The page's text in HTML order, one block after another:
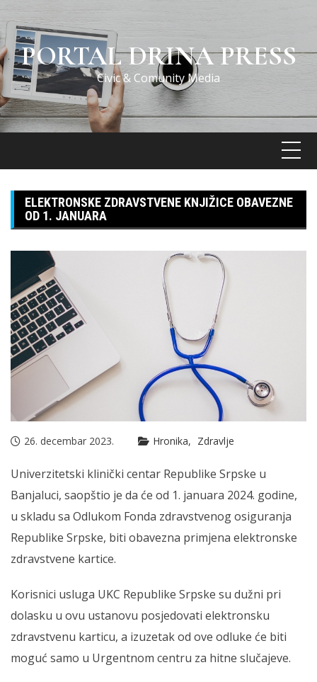
Skip
to
contentPORTAL DRINA PRESS
Civic & Comunity Media
ELEKTRONSKE ZDRAVSTVENE KNJIŽICE OBAVEZNE
OD 1. JANUARA
26. decembar 2023. Hronika Zdravlje
Univerzitetski klinički centar Republike Srpske u
Banjaluci, saopštio je da će od 1. januara 2024. godine,
u skladu sa Odlukom Fonda zdravstvenog osiguranja
Republike Srpske, biti obavezna primjena elektronske
zdravstvene kartice.
Korisnici usluga UKC Republike Srpske su dužni pri
dolasku u ovu ustanovu posjedovati elektronsku
zdravstvenu karticu, a izuzetak od ove odluke će biti
moguć samo u Urgentnom centru za hitne slučajeve.